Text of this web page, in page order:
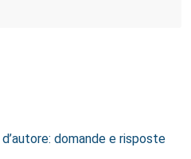
domande e risposte